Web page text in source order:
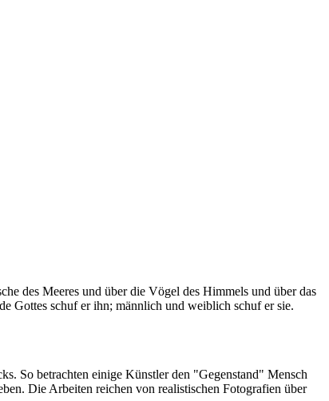
des Meeres und über die Vögel des Himmels und über das
Gottes schuf er ihn; männlich und weiblich schuf er sie.
So betrachten einige Künstler den "Gegenstand" Mensch
Die Arbeiten reichen von realistischen Fotografien über